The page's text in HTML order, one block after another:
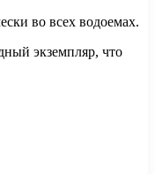
во всех водоемах.
экземпляр, что